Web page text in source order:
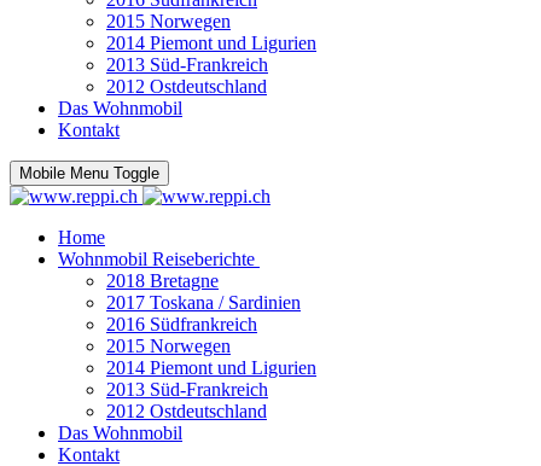
2015 Norwegen
2014 Piemont und Ligurien
2013 Süd-Frankreich
2012 Ostdeutschland
Das Wohnmobil
Kontakt
Mobile Menu Toggle
Home
Wohnmobil Reiseberichte
2018 Bretagne
2017 Toskana / Sardinien
2016 Südfrankreich
2015 Norwegen
2014 Piemont und Ligurien
2013 Süd-Frankreich
2012 Ostdeutschland
Das Wohnmobil
Kontakt